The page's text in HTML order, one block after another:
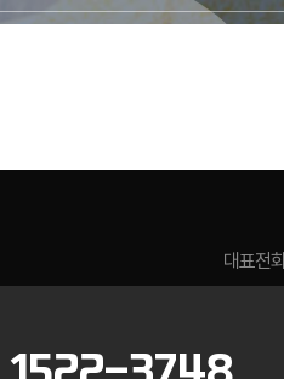
1522-3748
대표전